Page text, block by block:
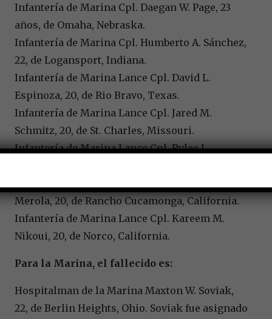
Infantería de Marina Cpl. Daegan W. Page, 23
años, de Omaha, Nebraska.
Infantería de Marina Cpl. Humberto A. Sánchez,
22, de Logansport, Indiana.
Infantería de Marina Lance Cpl. David L.
Espinoza, 20, de Rio Bravo, Texas.
Infantería de Marina Lance Cpl. Jared M.
Schmitz, 20, de St. Charles, Missouri.
Infantería de Marina Lance Cpl. Rylee J.
Merola, 20, de Rancho Cucamonga, California.
Infantería de Marina Lance Cpl. Kareem M.
Nikoui, 20, de Norco, California.
Para la Marina, el fallecido es:
Hospitalman de la Marina Maxton W. Soviak,
22, de Berlin Heights, Ohio. Soviak fue asignado